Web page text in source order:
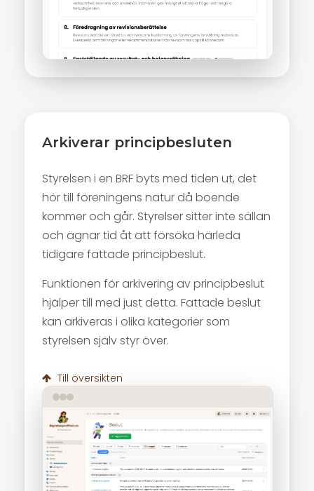
Arkiverar principbesluten
Styrelsen i en BRF byts med tiden ut, det
hör till föreningens natur då boende
kommer och går. Styrelser sitter inte sällan
och ägnar tid åt att försöka härleda
tidigare fattade principbeslut.
Funktionen för arkivering av principbeslut
hjälper till med just detta. Fattade beslut
kan arkiveras i olika kategorier som
styrelsen själv styr över.
Till översikten